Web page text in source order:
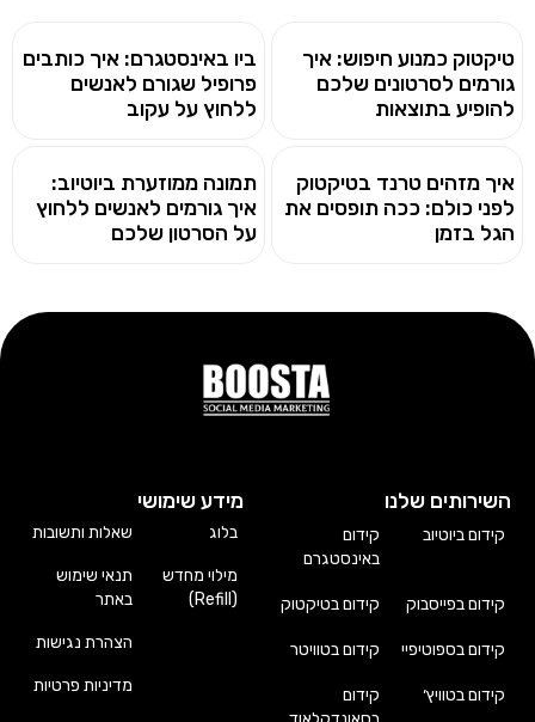
טיקטוק כמנוע חיפוש: איך
גורמים לסרטונים שלכם
להופיע בתוצאות
ביו באינסטגרם: איך כותבים
פרופיל שגורם לאנשים
ללחוץ על עקוב
איך מזהים טרנד בטיקטוק
לפני כולם: ככה תופסים את
הגל בזמן
תמונה ממוזערת ביוטיוב:
איך גורמים לאנשים ללחוץ
על הסרטון שלכם
השירותים שלנו
קידום ביוטיוב
קידום
באינסטגרם
קידום בפייסבוק קידום בטיקטוק
קידום בספוטיפיי קידום בטוויטר
קידום בטוויץ׳
קידום
מידע שימושי
בלוג
מילוי מחדש
(Refill)
שאלות ותשובות
תנאי שימוש
באתר
הצהרת נגישות
מדיניות פרטיות